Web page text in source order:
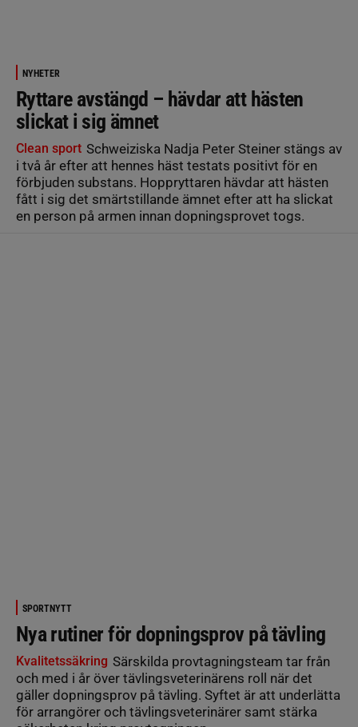
NYHETER
Ryttare avstängd – hävdar att hästen
slickat i sig ämnet
Clean sport Schweiziska Nadja Peter Steiner stängs av
i två år efter att hennes häst testats positivt för en
förbjuden substans. Hoppryttaren hävdar att hästen
fått i sig det smärtstillande ämnet efter att ha slickat
en person på armen innan dopningsprovet togs.
SPORTNYTT
Nya rutiner för dopningsprov på tävling
Kvalitetssäkring Särskilda provtagningsteam tar från
och med i år över tävlingsveterinärens roll när det
gäller dopningsprov på tävling. Syftet är att underlätta
för arrangörer och tävlingsveterinärer samt stärka